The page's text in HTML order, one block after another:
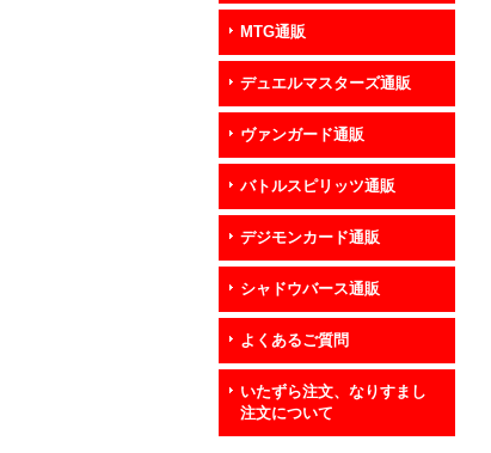
MTG通販
デュエルマスターズ通販
ヴァンガード通販
バトルスピリッツ通販
デジモンカード通販
シャドウバース通販
よくあるご質問
いたずら注文、なりすまし
注文について